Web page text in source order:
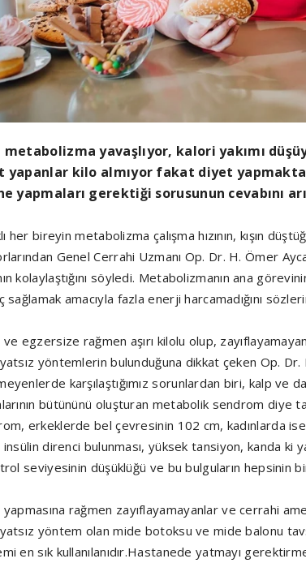
metabolizma yavaşlıyor, kalori yakımı
yapanlar kilo almıyor fakat diyet
yapmaları gerektiği sorusunun cevabını
her bireyin metabolizma çalışma hızının, kışın
Genel Cerrahi Uzmanı Op. Dr. H. Ömer
kolaylaştığını söyledi. Metabolizmanın ana
sağlamak amacıyla fazla enerji harcamadığını
egzersize rağmen aşırı kilolu olup,
yöntemlerin bulunduğuna dikkat çeken Op.
karşılaştığımız sorunlardan biri, kalp ve
bütününü oluşturan metabolik sendrom diye
erkeklerde bel çevresinin 102 cm, kadınlarda
insülin direnci bulunması, yüksek tansiyon, kanda ki
seviyesinin düşüklüğü ve bu bulguların hepsinin
rağmen zayıflayamayanlar ve cerrahi
yöntem olan mide botoksu ve mide balonu
en sık kullanılanıdır.Hastanede yatmayı